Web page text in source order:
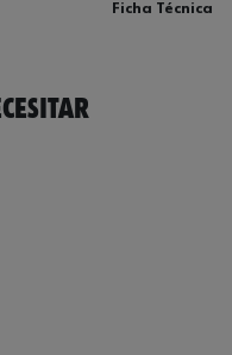
Ficha Técnica